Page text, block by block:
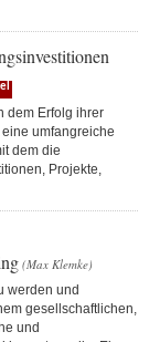
dem Erfolg ihrer
umfangreiche
dem die
Projekte,
(Max Klemke)
werden und
gesellschaftlichen,
und